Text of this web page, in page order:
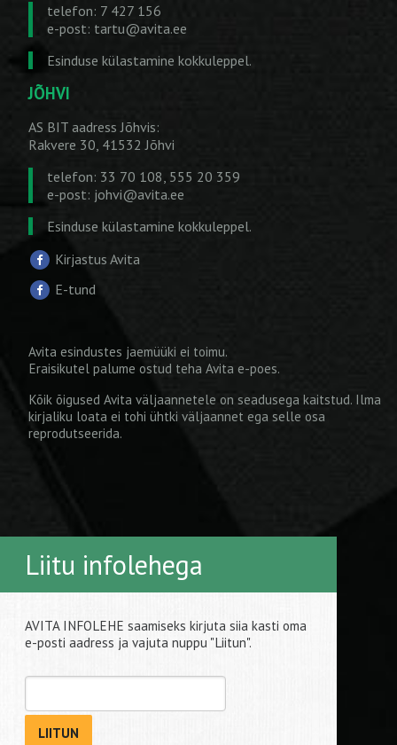
telefon: 7 427 156
e-post: tartu@avita.ee
Esinduse külastamine kokkuleppel.
JÕHVI
AS BIT aadress Jõhvis:
Rakvere 30, 41532 Jõhvi
telefon: 33 70 108, 555 20 359
e-post: johvi@avita.ee
Esinduse külastamine kokkuleppel.
Kirjastus Avita
E-tund
Avita esindustes jaemüüki ei toimu.
Eraisikutel palume ostud teha Avita e-poes.
Kõik õigused Avita väljaannetele on seadusega kaitstud. Ilma
kirjaliku loata ei tohi ühtki väljaannet ega selle osa
reprodutseerida.
Liitu infolehega
AVITA INFOLEHE saamiseks kirjuta siia kasti oma
e-posti aadress ja vajuta nuppu "Liitun".
LIITUN